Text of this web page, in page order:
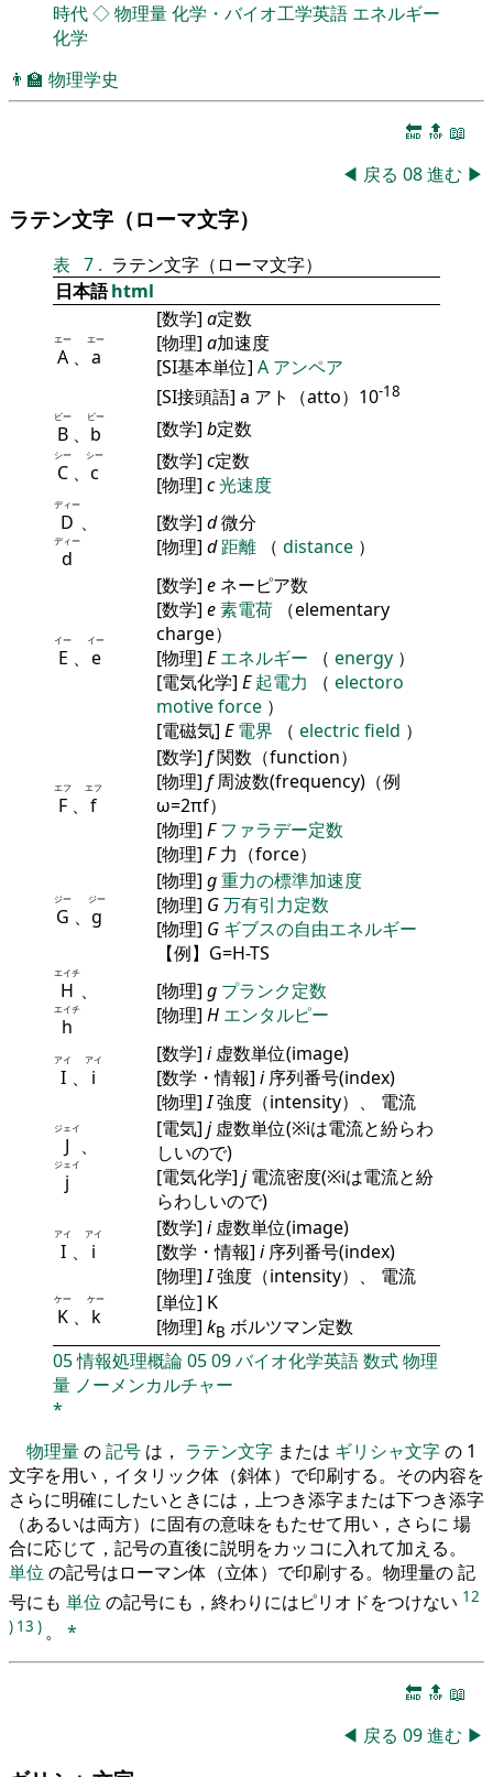
時代◇物理量化学・バイオ工学英語 エネルギー
化学
👨‍🏫 物理学史
🔚 🔝 📖
◀ 戻る 08進む ▶
ラテン文字（ローマ文字）
表 7 . ラテン文字（ローマ文字）
日本語html
A
エー
、 a
エー
[数学] a定数
[物理] a加速度
[SI基本単位] A アンペア
[SI接頭語] a アト（atto）10-18
B
ビー
、 b
ビー
[数学] b定数
C
シー
、 c
シー [数学] c定数
[物理] c光速度
D
ディー
、
d
ディー
[数学] d微分
[物理] d 距離 （ distance ）
E
イー
、 e
イー
[数学] e ネーピア数
[数学] e素電荷
（elementary
charge）
[物理] E エネルギー （ energy ）
[電気化学] E 起電力 （ electoro
motive force ）
[電磁気] E 電界 （ electric field ）
F
エフ
、 f
エフ
[数学] f関数（function）
[物理] f周波数(frequency)（例
ω=2πf）
[物理] F ファラデー定数
[物理] F力（force）
G
ジー
、 g
ジー
[物理] g重力の標準加速度
[物理] G万有引力定数
[物理] G ギブスの自由エネルギー
【例】G=H-TS
H
エイチ
、
h
エイチ
[物理] g プランク定数
[物理] H エンタルピー
I
アイ
、 i
アイ [数学] i虚数単位(image)
[数学・情報] i序列番号(index)
[物理]I強度（intensity）、 電流
J
ジェイ
、
j
ジェイ
[電気] j虚数単位(※iは電流と紛らわ
しいので)
[電気化学] j電流密度(※iは電流と紛
らわしいので)
I
アイ
、 i
アイ [数学] i虚数単位(image)
[数学・情報] i序列番号(index)
[物理]I強度（intensity）、 電流
K
ケー
、 k
ケー
[単位] K
[物理] kB ボルツマン定数
05情報処理概論0509バイオ化学英語数式物理
量 ノーメンカルチャー
*
物理量の記号 は， ラテン文字 または ギリシャ文字の 1
文字を用い，イタリック体（斜体）で印刷する。その内容を
さらに明確にしたいときには，上つき添字または下つき添字
（あるいは両方）に固有の意味をもたせて用い，さらに 場
合に応じて，記号の直後に説明をカッコに入れて加える。
単位 の記号はローマン体（立体）で印刷する。物理量の 記
号にも 単位 の記号にも，終わりにはピリオドをつけない 12
) 13 ) 。 *
🔚 🔝 📖
◀ 戻る 09進む ▶